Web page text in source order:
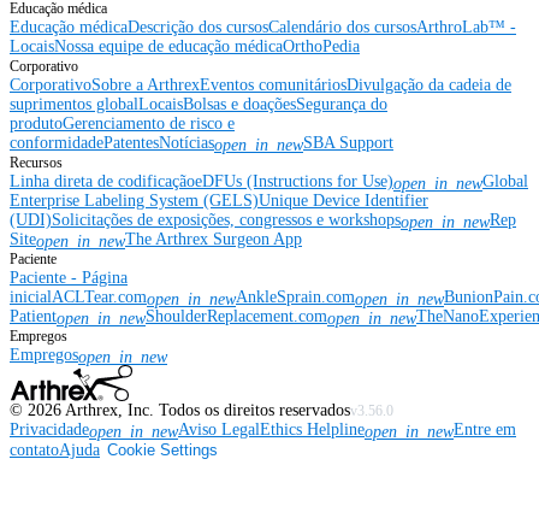
Educação médica
Educação médicaDescrição dos cursosCalendário dos cursosArthroLab™ -
LocaisNossa equipe de educação médicaOrthoPedia
Corporativo
CorporativoSobre a ArthrexEventos comunitáriosDivulgação da cadeia de
suprimentos globalLocaisBolsas e doaçõesSegurança do
produtoGerenciamento de risco e
conformidadePatentesNotíciasopen_in_newSBA Support
Recursos
Linha direta de codificaçãoeDFUs (Instructions for Use)open_in_newGlobal
Enterprise Labeling System (GELS)Unique Device Identifier
(UDI)Solicitações de exposições, congressos e workshopsopen_in_newRep
Siteopen_in_newThe Arthrex Surgeon App
Paciente
Paciente - Página
inicialACLTear.comopen_in_newAnkleSprain.comopen_in_new
Patientopen_in_newShoulderReplacement.comopen_in_new
Empregos
Empregosopen_in_new
© 2026 Arthrex, Inc. Todos os direitos reservadosv3.56.0
Privacidadeopen_in_newAviso LegalEthics Helplineopen_in_newEntre em
contatoAjuda Cookie Settings